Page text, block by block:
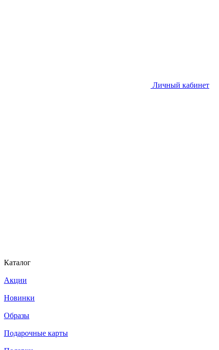
Личный кабинет
Каталог
Акции
Новинки
Образы
Подарочные карты